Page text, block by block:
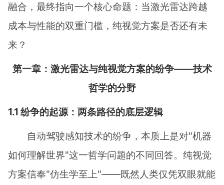
融合，最终指向一个核心命题：当激光雷达跨越
成本与性能的双重门槛，纯视觉方案是否还有未
来？
第一章：激光雷达与纯视觉方案的纷争——技术
哲学的分野
1.1 纷争的起源：两条路径的底层逻辑
自动驾驶感知技术的纷争，本质上是对"机器
如何理解世界"这一哲学问题的不同回答。纯视觉
方案信奉"仿生学至上"——既然人类仅凭双眼就能